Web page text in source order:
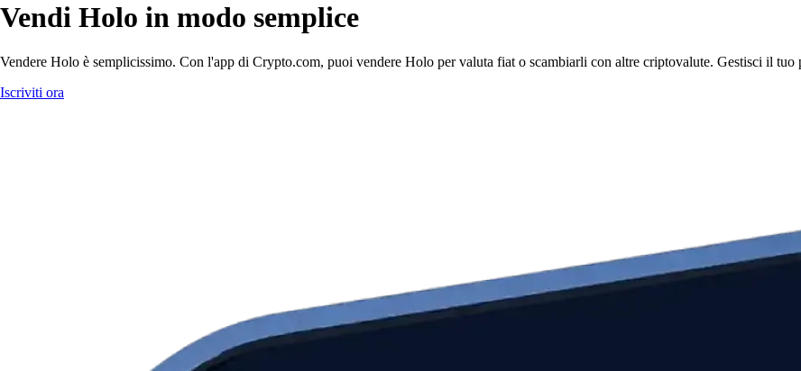
Vendi Holo in modo semplice
Vendere Holo è semplicissimo. Con l'app di Crypto.com, puoi vendere Holo per valuta fiat o scambiarli con altre criptovalute. Gestisci il tuo
Iscriviti ora